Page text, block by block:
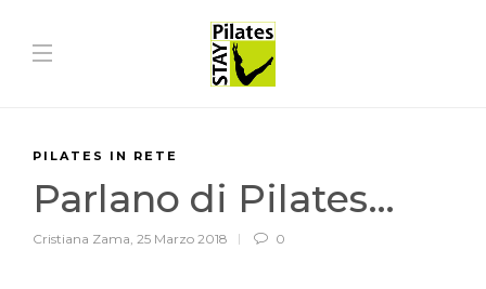
PILATES IN RETE
Parlano di Pilates…
Cristiana Zama, 25 Marzo 2018 0